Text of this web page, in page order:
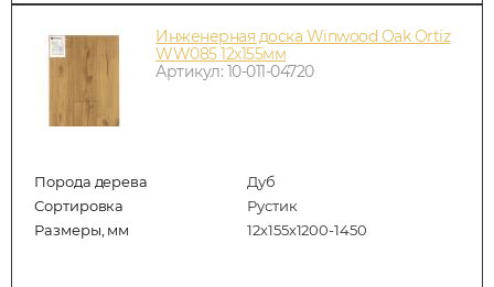
Инженерная доска Winwood Oak Ortiz
WW085 12х155мм
Артикул: 10-011-04720
Порода дерева
Дуб
Сортировка
Рустик
Размеры, мм
12х155х1200-1450